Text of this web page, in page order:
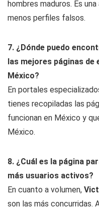
hombres maduros. Es
menos perfiles falsos.
7. ¿Dónde puedo
las mejores páginas de
México?
En portales
tienes recopiladas las
funcionan en México y
México.
8. ¿Cuál es la página
más usuarios activos?
En cuanto a volumen,
son las más concurridas.